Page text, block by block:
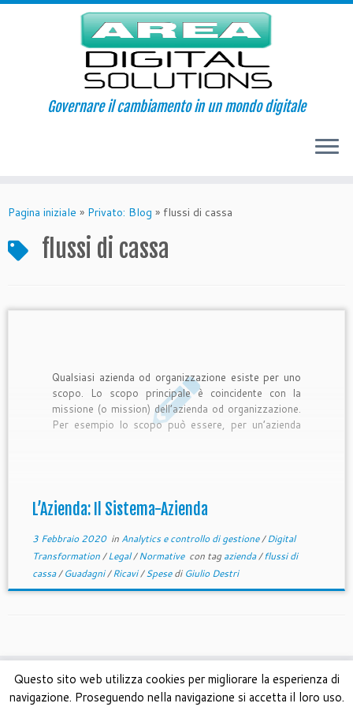
Governare il cambiamento in un mondo digitale
Pagina iniziale » Privato: Blog » flussi di cassa
flussi di cassa
Qualsiasi azienda od organizzazione esiste per uno
scopo. Lo scopo principale è coincidente con la
missione (o mission) dell’azienda od organizzazione.
Per esempio lo scopo può essere, per un’azienda
L’Azienda: Il Sistema-Azienda
3 Febbraio 2020in Analytics e controllo di gestione/Digital
Transformation/Legal/Normative con tagazienda/flussi di
cassa/Guadagni/Ricavi/Spesedi Giulio Destri
Questo sito web utilizza cookies per migliorare la esperienza di
navigazione. Proseguendo nella navigazione si accetta il loro uso.